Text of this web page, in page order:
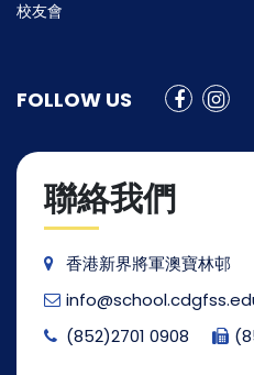
校友會
FOLLOW US
聯絡我們
香港新界將軍澳寶林邨
(852)2701 0908